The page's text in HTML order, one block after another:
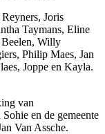
Joris
Taymans, Eline
Beelen, Willy
Philip Maes, Jan
Joppe en Kayla.
van
en de gemeente
Van Assche.